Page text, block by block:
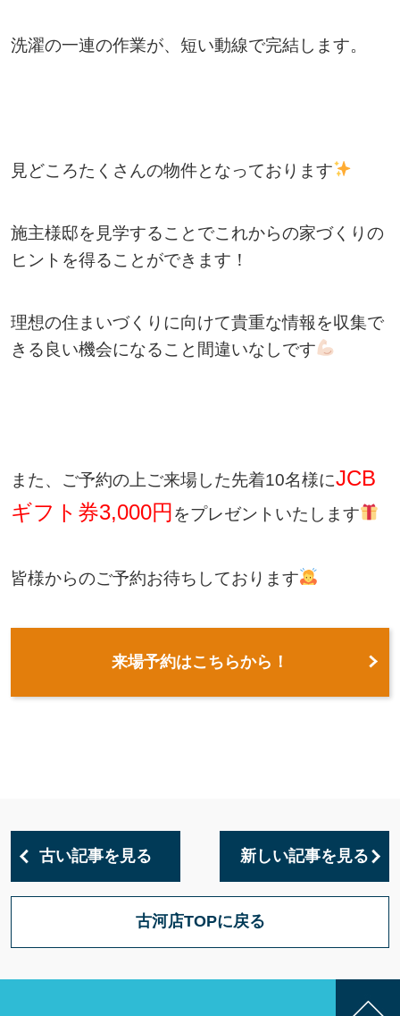
洗濯の一連の作業が、短い動線で完結します。
見どころたくさんの物件となっております
施主様邸を見学することでこれからの家づくりの
ヒントを得ることができます！
理想の住まいづくりに向けて貴重な情報を収集で
きる良い機会になること間違いなしです
また、ご予約の上ご来場した先着10名様にJCB
ギフト券3,000円をプレゼントいたします
皆様からのご予約お待ちしております
来場予約はこちらから！
古い記事を見る 新しい記事を見る
古河店TOPに戻る